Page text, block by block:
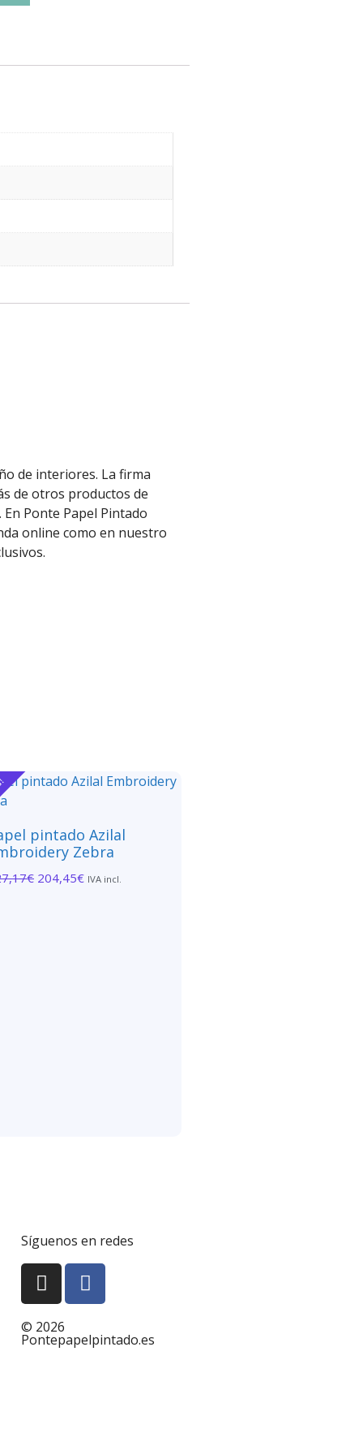
de interiores. La firma
de otros productos de
. En Ponte Papel Pintado
online como en nuestro
pintado Azilal
Zebra
€ 204,45€ IVA incl.
Síguenos en redes
© 2026
Pontepapelpintado.es